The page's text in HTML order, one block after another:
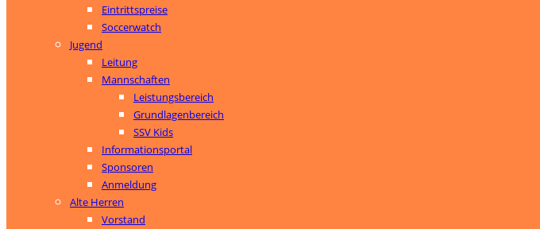
Eintrittspreise
Soccerwatch
Jugend
Leitung
Mannschaften
Leistungsbereich
Grundlagenbereich
SSV Kids
Informationsportal
Sponsoren
Anmeldung
Alte Herren
Vorstand